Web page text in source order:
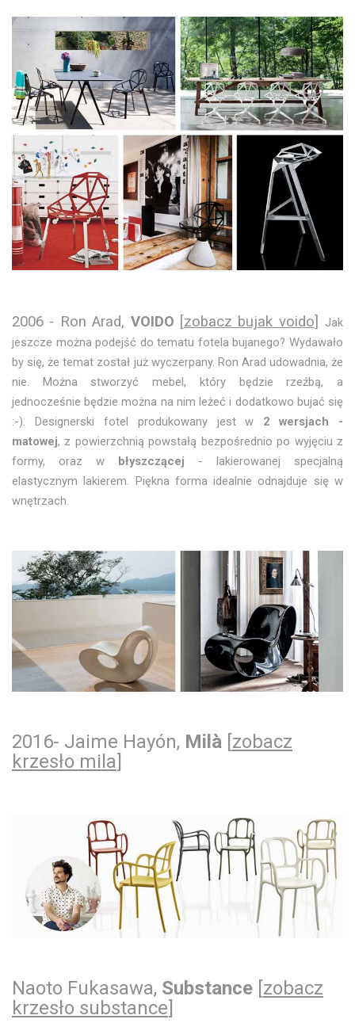
2006 - Ron Arad, VOIDO [zobacz bujak voido]
Jak
jeszcze można podejść do tematu fotela bujanego? Wydawało
by się, że temat został już wyczerpany. Ron Arad udowadnia, że
nie. Można stworzyć mebel, który będzie rzeźbą, a
jednocześnie będzie można na nim leżeć i dodatkowo bujać się
:-). Designerski fotel produkowany jest w 2 wersjach -
matowej, z powierzchnią powstałą bezpośrednio po wyjęciu z
formy, oraz w błyszczącej - lakierowanej specjalną
elastycznym lakierem. Piękna forma idealnie odnajduje się w
wnętrzach.
2016- Jaime Hayón, Milà [zobacz
krzesło mila]
Naoto Fukasawa, Substance [zobacz
krzesło substance]